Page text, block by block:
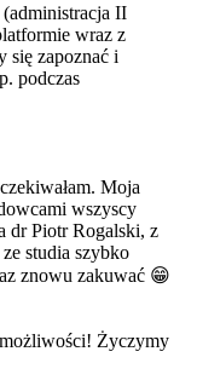
II
wraz z
się zapoznać i
podczas
Moja
wszyscy
dr Piotr Rogalski, z
studia szybko
znowu zakuwać 😁
Życzymy